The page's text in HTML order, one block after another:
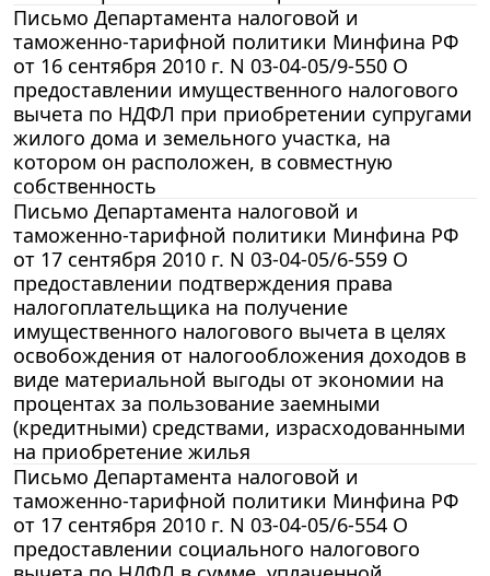
Письмо Департамента налоговой и
таможенно-тарифной политики Минфина РФ
от 16 сентября 2010 г. N 03-04-05/9-550 О
предоставлении имущественного налогового
вычета по НДФЛ при приобретении супругами
жилого дома и земельного участка, на
котором он расположен, в совместную
собственность
Письмо Департамента налоговой и
таможенно-тарифной политики Минфина РФ
от 17 сентября 2010 г. N 03-04-05/6-559 О
предоставлении подтверждения права
налогоплательщика на получение
имущественного налогового вычета в целях
освобождения от налогообложения доходов в
виде материальной выгоды от экономии на
процентах за пользование заемными
(кредитными) средствами, израсходованными
на приобретение жилья
Письмо Департамента налоговой и
таможенно-тарифной политики Минфина РФ
от 17 сентября 2010 г. N 03-04-05/6-554 О
предоставлении социального налогового